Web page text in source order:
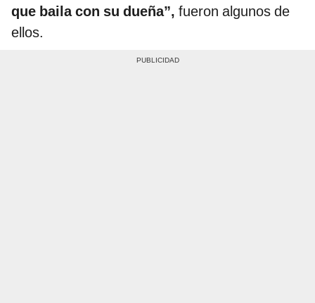
que baila con su dueña”, fueron algunos de
ellos.